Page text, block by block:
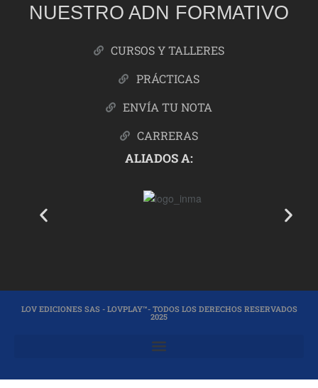
NUESTRO ADN FORMATIVO
CURSOS Y TALLERES
PRÁCTICAS
ENVÍA TU NOTA
CARRERAS
ALIADOS A:
LOV EDICIONES SAS - LOVPLAY™- TODOS LOS DERECHOS RESERVADOS
2025